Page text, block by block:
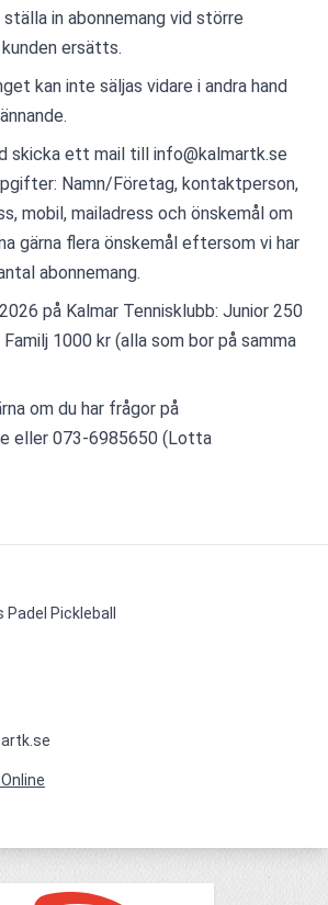
in abonnemang vid större
ersätts.
kan inte säljas vidare i andra hand
skicka ett mail till info@kalmartk.se
Namn/Företag, kontaktperson,
mobil, mailadress och önskemål om
gärna flera önskemål eftersom vi har
abonnemang.
på Kalmar Tennisklubb: Junior 250
Familj 1000 kr (alla som bor på samma
om du har frågor på
eller 073-6985650 (Lotta
Pickleball